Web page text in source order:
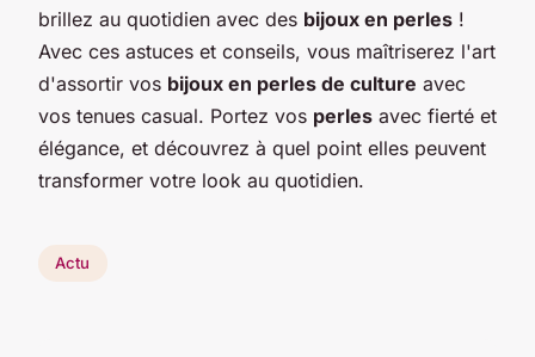
brillez au quotidien avec des bijoux en perles !
Avec ces astuces et conseils, vous maîtriserez l'art
d'assortir vos bijoux en perles de culture avec
vos tenues casual. Portez vos perles avec fierté et
élégance, et découvrez à quel point elles peuvent
transformer votre look au quotidien.
Actu